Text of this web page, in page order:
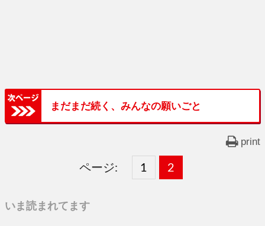
まだまだ続く、みんなの願いごと
print
ページ:
固
1 ,
固
2
いま読まれてます